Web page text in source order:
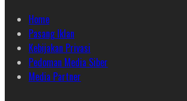
Home
Pasang Iklan
Kebijakan Privasi
Pedoman Media Siber
Media Partner